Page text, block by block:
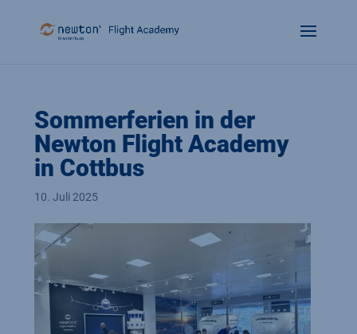
Sommerferien in der
Newton Flight Academy
in Cottbus
10. Juli 2025